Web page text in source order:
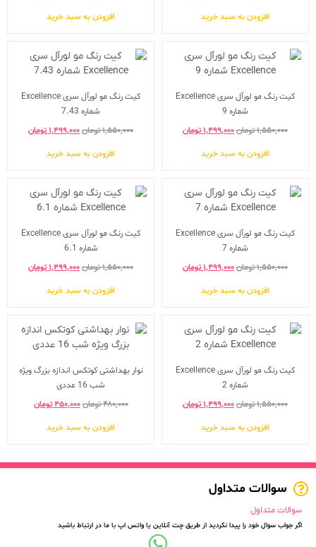
افزودن به سبد خرید افزودن به سبد خرید
کیت رنگ مو لورآل سری Excellence
شماره 9
۱,۵۵۰,۰۰۰تومان۱,۴۹۹,۰۰۰ تومان
افزودن به سبد خرید
کیت رنگ مو لورآل سری Excellence
شماره 7.43
۱,۵۵۰,۰۰۰تومان۱,۴۹۹,۰۰۰ تومان
افزودن به سبد خرید
کیت رنگ مو لورآل سری Excellence
شماره 7
۱,۵۵۰,۰۰۰تومان۱,۴۹۹,۰۰۰ تومان
افزودن به سبد خرید
کیت رنگ مو لورآل سری Excellence
شماره 6.1
۱,۵۵۰,۰۰۰تومان۱,۴۹۹,۰۰۰ تومان
افزودن به سبد خرید
کیت رنگ مو لورآل سری Excellence
شماره 2
۱,۵۵۰,۰۰۰تومان۱,۴۹۹,۰۰۰ تومان
افزودن به سبد خرید
نوار بهداشتی کوتکس اندازه بزرگ ویژه
شب 16 عددی
۴۸۰,۰۰۰تومان۴۵۰,۰۰۰ تومان
افزودن به سبد خرید
سوالات متداول
سوالات متداول
اگر جواب سوال خود را پیدا نکردید از طریق چت آنلاین یا واتس اپ با ما در ارتباط باشید